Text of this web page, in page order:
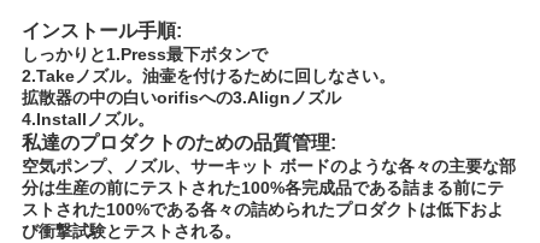
インストール手順:
しっかりと1.Press最下ボタンで
2.Takeノズル。油壷を付けるために回しなさい。
拡散器の中の白いorifisへの3.Alignノズル
4.Installノズル。
私達のプロダクトのための品質管理:
空気ポンプ、ノズル、サーキット ボードのような各々の主要な部
分は生産の前にテストされた100%各完成品である詰まる前にテ
ストされた100%である各々の詰められたプロダクトは低下およ
び衝撃試験とテストされる。